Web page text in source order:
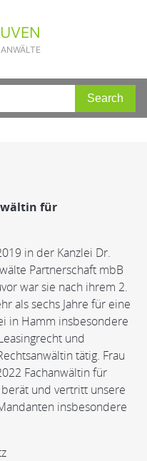
für
in der Kanzlei Dr.
Partnerschaft mbB
war sie nach ihrem 2.
als sechs Jahre für eine
in Hamm insbesondere
und
tätig. Frau
Fachanwältin für
und vertritt unsere
insbesondere